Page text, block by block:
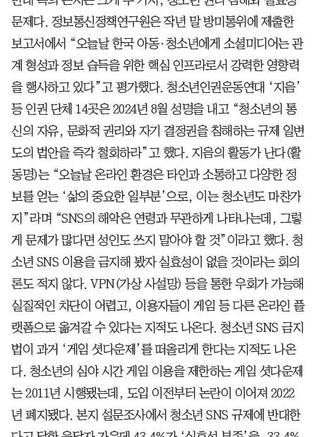
문제다. 정보통신정책연구원은 작년 말 방미통위에 제출한
보고서에서 “오늘날 한국 아동·청소년에게 소셜미디어는 관
계 형성과 정보 습득을 위한 핵심 인프라로서 강력한 영향력
을 행사하고 있다”고 평가했다. 청소년인권운동연대 ‘지음’
등 인권 단체 14곳은 2024년 8월 성명을 내고 “청소년의 통
신의 자유, 문화적 권리와 자기 결정권을 침해하는 규제 일변
도의 법안을 즉각 철회하라”고 했다. 지음의 활동가 난다(활
동명)는 “오늘날 온라인 환경은 타인과 소통하고 다양한 정
보를 얻는 ‘삶의 중요한 일부분’으로, 이는 청소년도 마찬가
지”라며 “SNS의 해악은 연령과 무관하게 나타나는데, 그렇
게 문제가 많다면 성인도 쓰지 말아야 할 것”이라고 했다. 청
소년 SNS 이용을 금지해 봤자 실효성이 없을 것이라는 회의
론도 적지 않다. VPN(가상 사설망) 등을 통한 우회가 가능해
실질적인 차단이 어렵고, 이용자들이 게임 등 다른 온라인 플
랫폼으로 옮겨갈 수 있다는 지적도 나온다. 청소년 SNS 금지
법이 과거 ‘게임 셧다운제’를 떠올리게 한다는 지적도 나온
다. 청소년의 심야 시간 게임 이용을 제한하는 게임 셧다운제
는 2011년 시행됐는데, 도입 이전부터 논란이 이어져 2022
년 폐지됐다. 본지 설문조사에서 청소년 SNS 규제에 반대한